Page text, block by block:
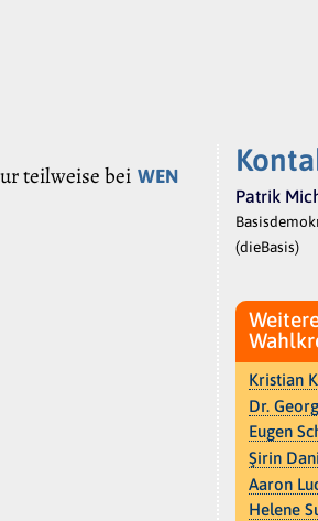
teilweise bei WEN
Patrik
(dieBasis)
Kristian
Dr.
Eugen
Şirin
Aaron
Helene